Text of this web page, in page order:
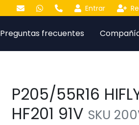
Entrar
Preguntas frecuentes
P205/55R16
HF201 91V SKU